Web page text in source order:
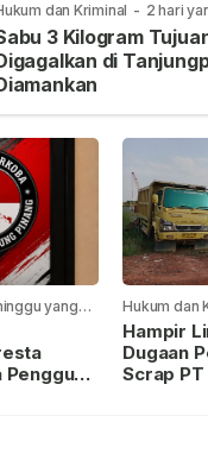
dan Kriminal - 2 hari
3 Kilogram
di
yang
Hukum dan
lalu
Hampir
Dugaan
Scrap